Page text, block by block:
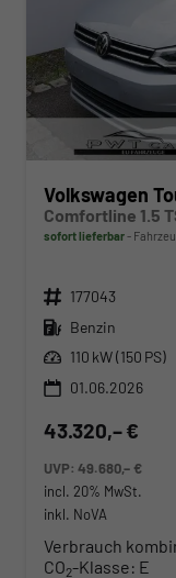
Volkswagen
sofort lieferbar
Fahrzeugnr. 177043
Kraftstoff Benzin
Leistung 110 kW (150 PS)
01.06.2026
43.320,– €
UVP:49.680,– €
incl. 20% MwSt.
inkl. NoVA
Verbrauch
CO2-Klasse: E